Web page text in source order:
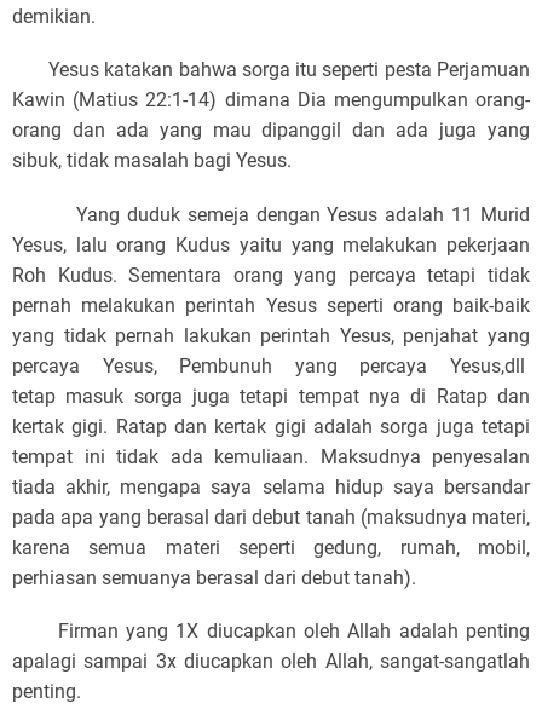
demikian.
Yesus katakan bahwa sorga itu seperti pesta Perjamuan
Kawin (Matius 22:1-14) dimana Dia mengumpulkan orang-
orang dan ada yang mau dipanggil dan ada juga yang
sibuk, tidak masalah bagi Yesus.
Yang duduk semeja dengan Yesus adalah 11 Murid
Yesus, lalu orang Kudus yaitu yang melakukan pekerjaan
Roh Kudus. Sementara orang yang percaya tetapi tidak
pernah melakukan perintah Yesus seperti orang baik-baik
yang tidak pernah lakukan perintah Yesus, penjahat yang
percaya Yesus, Pembunuh yang percaya Yesus,dll
tetap masuk sorga juga tetapi tempat nya di Ratap dan
kertak gigi. Ratap dan kertak gigi adalah sorga juga tetapi
tempat ini tidak ada kemuliaan. Maksudnya penyesalan
tiada akhir, mengapa saya selama hidup saya bersandar
pada apa yang berasal dari debut tanah (maksudnya materi,
karena semua materi seperti gedung, rumah, mobil,
perhiasan semuanya berasal dari debut tanah).
Firman yang 1X diucapkan oleh Allah adalah penting
apalagi sampai 3x diucapkan oleh Allah, sangat-sangatlah
penting.